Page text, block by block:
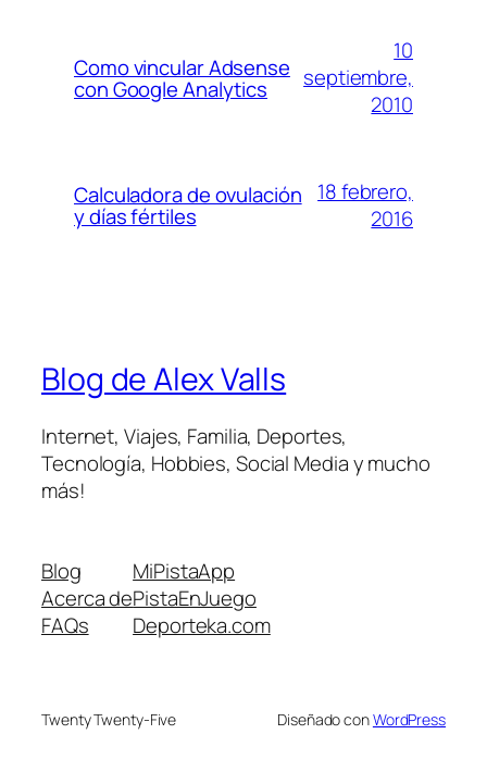
Como vincular Adsense
con Google Analytics
10
septiembre,
2010
Calculadora de ovulación
y días fértiles
18 febrero,
2016
Blog de Alex Valls
Internet, Viajes, Familia, Deportes,
Tecnología, Hobbies, Social Media y mucho
más!
Blog
Acerca de
FAQs
MiPistaApp
PistaEnJuego
Deporteka.com
Twenty Twenty-Five Diseñado conWordPress